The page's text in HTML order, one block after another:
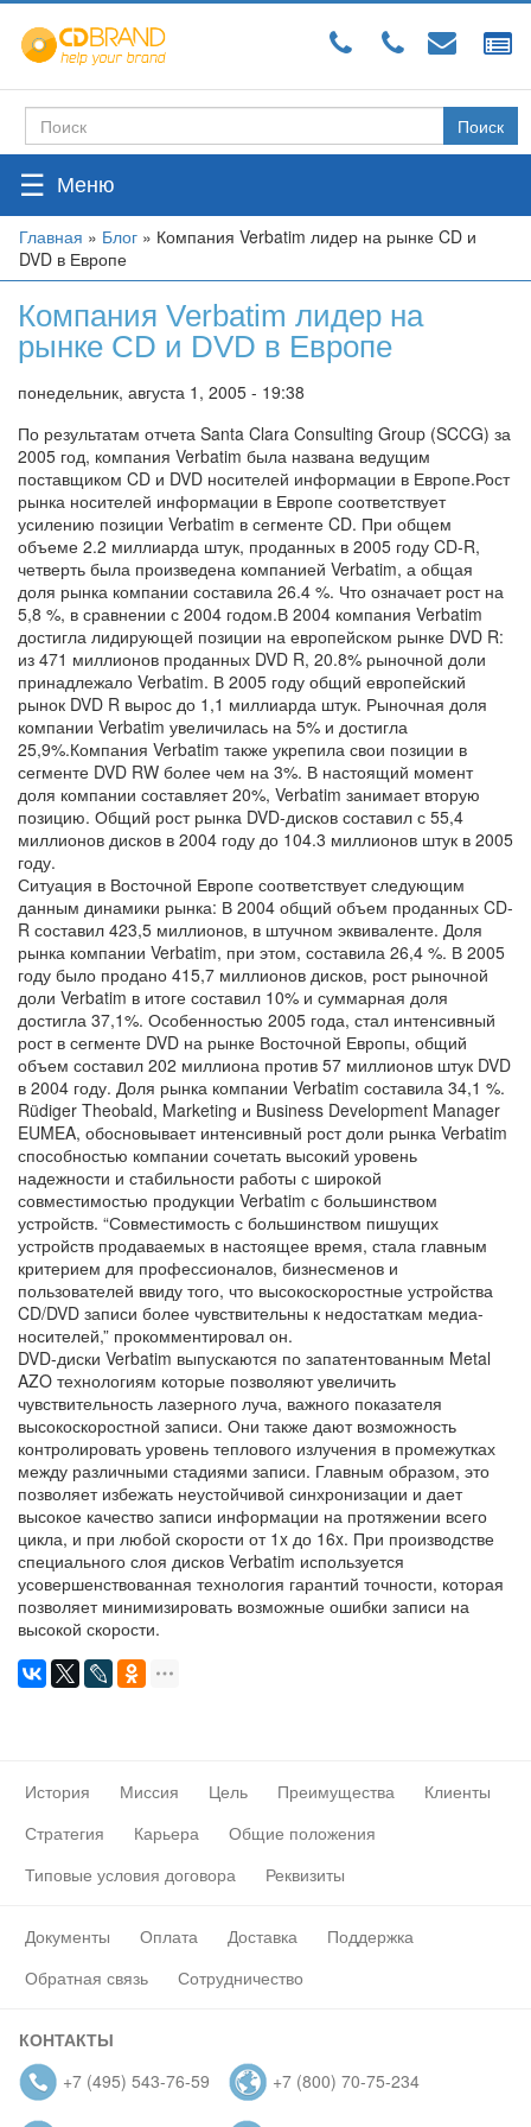
Перейти
основному
Форма
поиска
Поиск
☰
Вы
здесь
Главная » Блог » Компания Verbatim лидер на рынке CD и
DVD в Европе
Компания Verbatim лидер на
рынке CD и DVD в Европе
понедельник, августа 1, 2005 - 19:38
По результатам отчета Santa Clara Consulting Group (SCCG) за
2005 год, компания Verbatim была названа ведущим
поставщиком CD и DVD носителей информации в Европе.Рост
рынка носителей информации в Европе соответствует
усилению позиции Verbatim в сегменте CD. При общем
объеме 2.2 миллиарда штук, проданных в 2005 году CD-R,
четверть была произведена компанией Verbatim, а общая
доля рынка компании составила 26.4 %. Что означает рост на
5,8 %, в сравнении с 2004 годом.В 2004 компания Verbatim
достигла лидирующей позиции на европейском рынке DVD R:
из 471 миллионов проданных DVD R, 20.8% рыночной доли
принадлежало Verbatim. В 2005 году общий европейский
рынок DVD R вырос до 1,1 миллиарда штук. Рыночная доля
компании Verbatim увеличилась на 5% и достигла
25,9%.Компания Verbatim также укрепила свои позиции в
сегменте DVD RW более чем на 3%. В настоящий момент
доля компании составляет 20%, Verbatim занимает вторую
позицию. Общий рост рынка DVD-дисков составил с 55,4
миллионов дисков в 2004 году до 104.3 миллионов штук в 2005
году.
Ситуация в Восточной Европе соответствует следующим
данным динамики рынка: В 2004 общий объем проданных CD-
R составил 423,5 миллионов, в штучном эквиваленте. Доля
рынка компании Verbatim, при этом, составила 26,4 %. В 2005
году было продано 415,7 миллионов дисков, рост рыночной
доли Verbatim в итоге составил 10% и суммарная доля
достигла 37,1%. Особенностью 2005 года, стал интенсивный
рост в сегменте DVD на рынке Восточной Европы, общий
объем составил 202 миллиона против 57 миллионов штук DVD
в 2004 году. Доля рынка компании Verbatim составила 34,1 %.
Rüdiger Theobald, Marketing и Business Development Manager
EUMEA, обосновывает интенсивный рост доли рынка Verbatim
способностью компании сочетать высокий уровень
надежности и стабильности работы с широкой
совместимостью продукции Verbatim с большинством
устройств. “Совместимость с большинством пишущих
устройств продаваемых в настоящее время, стала главным
критерием для профессионалов, бизнесменов и
пользователей ввиду того, что высокоскоростные устройства
CD/DVD записи более чувствительны к недостаткам медиа-
носителей,” прокомментировал он.
DVD-диски Verbatim выпускаются по запатентованным Metal
AZO технологиям которые позволяют увеличить
чувствительность лазерного луча, важного показателя
высокоскоростной записи. Они также дают возможность
контролировать уровень теплового излучения в промежутках
между различными стадиями записи. Главным образом, это
позволяет избежать неустойчивой синхронизации и дает
высокое качество записи информации на протяжении всего
цикла, и при любой скорости от 1x до 16x. При производстве
специального слоя дисков Verbatim используется
усовершенствованная технология гарантий точности, которая
позволяет минимизировать возможные ошибки записи на
высокой скорости.
История Миссия Цель Преимущества
Клиенты
Стратегия
Карьера
Общие положения
Типовые условия договора
Реквизиты
Документы Оплата Доставка
Поддержка
Обратная связь
Сотрудничество
КОНТАКТЫ
+7 (495) 543-76-59
+7 (800) 70-75-234